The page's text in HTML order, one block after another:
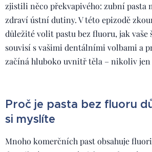
zjistili něco překvapivého: zubní pasta
zdraví ústní dutiny. V této epizodě
důležité volit pastu bez fluoru, jak vaše
souvisí s vašimi dentálními volbami a
začíná hluboko uvnitř těla – nikoliv jen
Proč je pasta bez fluoru
si myslíte
Mnoho komerčních past obsahuje